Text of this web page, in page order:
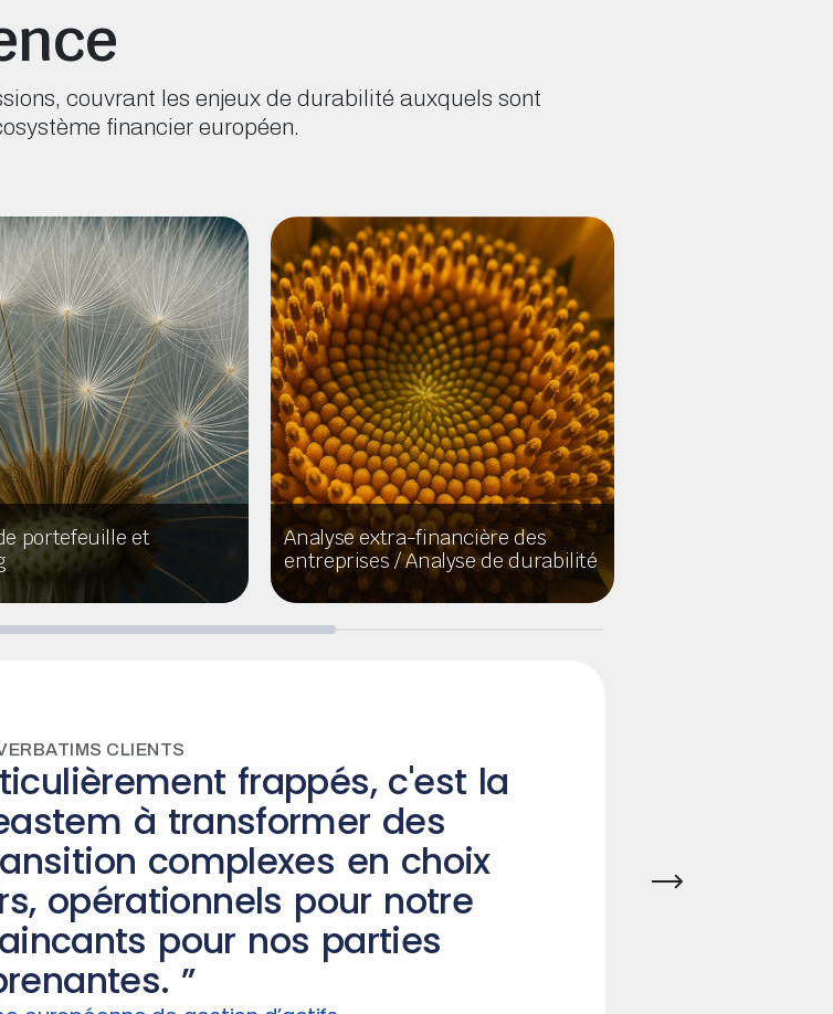
couvrant les enjeux de durabilité auxquels sont
financier européen.
portefeuille et
Analyse extra-financière des
entreprises / Analyse de durabilité
VERBATIMS CLIENTS
way may now fuel the fire."
Climatique, le “business as
plus une option.”
Consultante junior
CLIENTS
frappés, c'est la
à transformer des
complexes en choix
opérationnels pour notre
pour nos parties
”